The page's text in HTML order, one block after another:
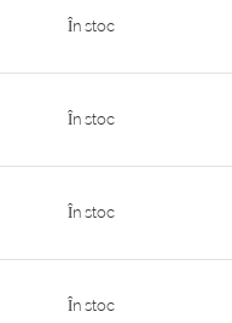
În stoc
În stoc
În stoc
În stoc